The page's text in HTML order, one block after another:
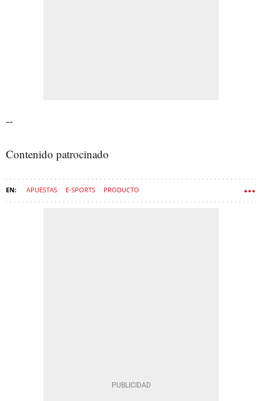
--
Contenido patrocinado
APUESTAS E-SPORTS PRODUCTO